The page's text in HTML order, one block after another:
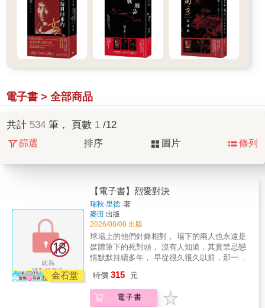
電子書 > 全部商品
共計 534 筆， 頁數 1 /12
篩選 排序 圖片 條列
金石堂
【電子書】烈愛對決
瑞秋‧里德 著
麥田 出版
2026/08/08 出版
球場上的他們針鋒相對， 場下的兩人也永遠是
媒體筆下的死對頭， 沒有人知道，其實禁忌戀
情默默持續多年， 早從很久很久以前，那一抹
口噴繪版】── 所有loons一起回到小屋！ &
HBO熱播中！原文書穩坐外文書暢銷榜！ 席捲
全球現象級BL電視劇原著小說終於登台！ 《紐
特價 315 元
電子書